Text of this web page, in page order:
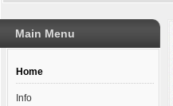
Main Menu
Home
Info